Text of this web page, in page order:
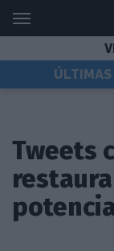
ÚLTIMAS
Tweets